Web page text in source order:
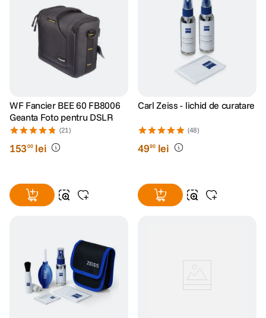
WF Fancier BEE 60 FB8006
Geanta Foto pentru DSLR
(21)
15300 lei
Carl Zeiss - lichid de curatare
(48)
4990 lei